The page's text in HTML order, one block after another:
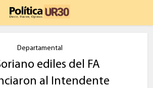
Departamental
ediles del FA
al Intendente